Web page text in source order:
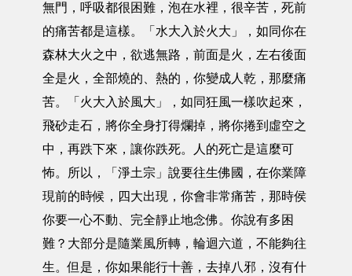
無門，呼吸都很困難，泡在水裡，很辛苦，死前
的痛苦都是這樣。「水大入於火大」，如同你在
森林大火之中，欲逃無路，前面是火，左右後面
全是火，全部燒的、熱的，你變成人乾，那麼痛
苦。「火大入於風大」，如同狂風一樣吹起來，
飛砂走石，將你全身打得爛掉，將你捲到虛空之
中，再跌下來，讓你跌死。人的死亡是這麼可
怖。所以，「淨土宗」說要往生佛國，在你業障
現前的時候，四大出現，你會非常痛苦，那時侯
你要一心不動、完全靜止地念佛。你說有多困
難？大部分是隨業風所轉，輪迴六道，不能夠往
生。但是，你如果能行十善，去掉八邪，沒有什